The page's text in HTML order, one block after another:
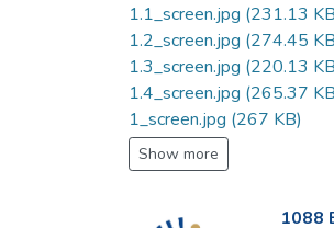
1.1_screen.jpg (231.13
1.2_screen.jpg (274.45
1.3_screen.jpg (220.13
1.4_screen.jpg (265.37
1_screen.jpg (267 KB)
Show more
1088